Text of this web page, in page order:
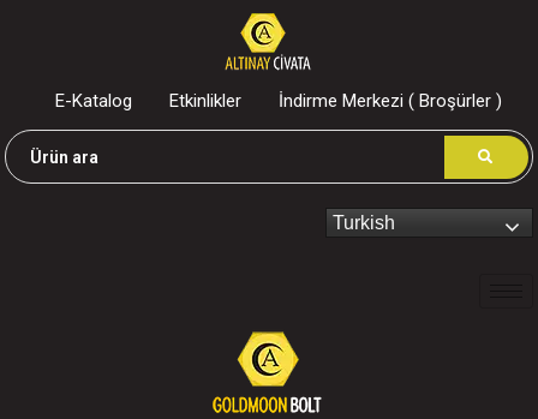
E-Katalog Etkinlikler İndirme Merkezi ( Broşürler )
Turkish